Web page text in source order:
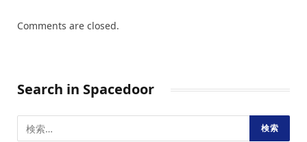
Comments are closed.
Search in Spacedoor